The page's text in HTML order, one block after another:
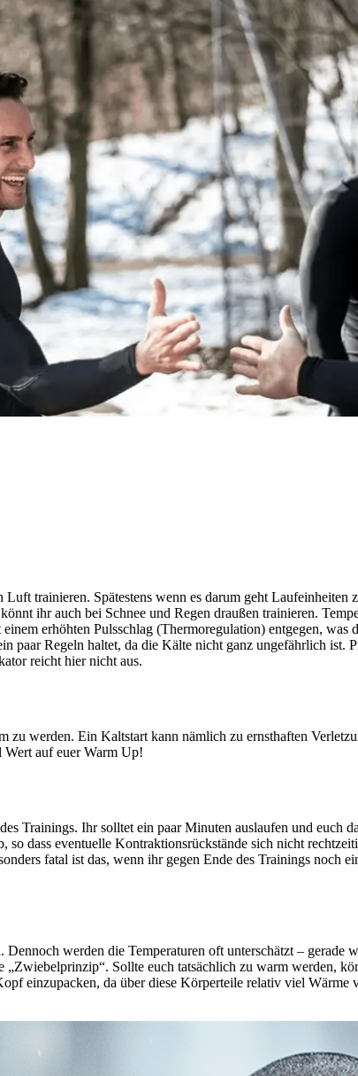
trainieren. Spätestens wenn es darum geht
ihr auch bei Schnee und Regen draußen trainieren.
erhöhten Pulsschlag (Thermoregulation) entgegen,
paar Regeln haltet, da die Kälte nicht ganz ungefährlich ist.
reicht hier nicht aus.
werden. Ein Kaltstart kann nämlich zu ernsthaften
Wert auf euer Warm Up!
Trainings. Ihr solltet ein paar Minuten auslaufen und euch
dass eventuelle Kontraktionsrückstände sich nicht
fatal ist das, wenn ihr gegen Ende des Trainings noch
werden die Temperaturen oft unterschätzt – gerade
Sollte euch tatsächlich zu warm werden,
einzupacken, da über diese Körperteile relativ viel